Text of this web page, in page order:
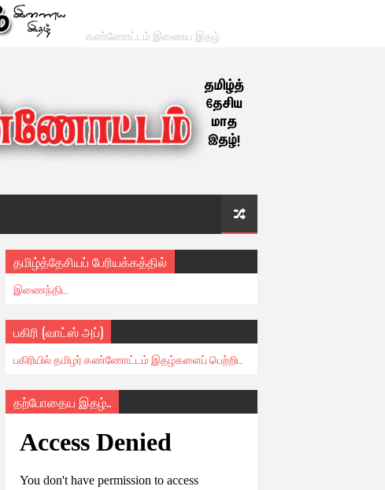
கண்ணோட்டம் இணைய இதழ்
தமிழ்த்தேசியப் பேரியக்கத்தில்
இணைந்திட
பகிரி (வாட்ஸ் அப்)
பகிரியில் தமிழர் கண்ணோட்டம் இதழ்களைப் பெற்றிட
தற்போதைய இதழ்..